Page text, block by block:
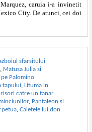
caruia i-a invinetit
City. De atunci, cei doi
sfarsitului
, Matusa Julia si
pe Palomino
tapului,Lituma in
catre un tanar
, Pantaleon si
,Caietele lui don